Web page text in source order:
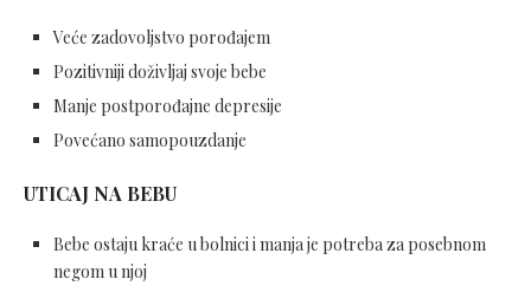
Veće zadovoljstvo porođajem
Pozitivniji doživljaj svoje bebe
Manje postporođajne depresije
Povećano samopouzdanje
UTICAJ NA BEBU
Bebe ostaju kraće u bolnici i manja je potreba za posebnom
negom u njoj